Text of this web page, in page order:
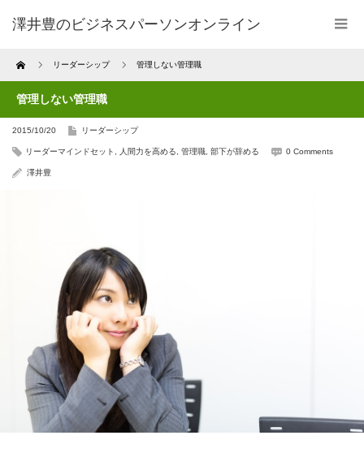
澤井豊のビジネスパーソンオンライン
Home リーダーシップ 管理しない管理職
管理しない管理職
2015/10/20 リーダーシップ
リーダーマインドセット 人間力を高める 管理職 部下が辞める 0 Comments
澤井豊